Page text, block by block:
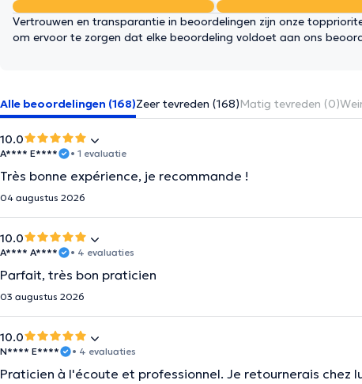
Vertrouwen en transparantie in beoordelingen zijn onze
om ervoor te zorgen dat elke beoordeling voldoet aan ons
Alle beoordelingen (168)Zeer tevreden (168)Matig tevreden (0)
10.0
A**** E**** • 1 evaluatie
Très bonne expérience, je recommande !
04 augustus 2026
10.0
A**** A**** • 4 evaluaties
Parfait, très bon praticien
03 augustus 2026
10.0
N**** E**** • 4 evaluaties
Praticien à l'écoute et professionnel. Je retournerais chez